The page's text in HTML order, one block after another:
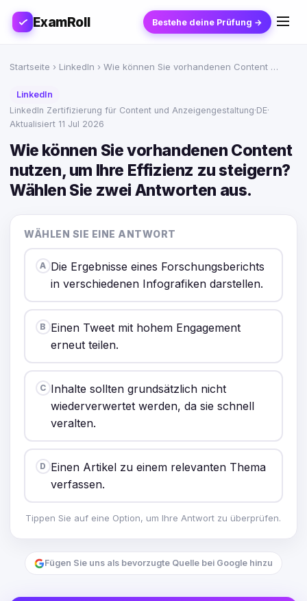
ExamRoll Bestehe deine Prüfung →
Startseite › LinkedIn › Wie können Sie vorhandenen Content …
LinkedIn
LinkedIn Zertifizierung für Content und Anzeigengestaltung·DE·
Aktualisiert 11 Jul 2026
Wie können Sie vorhandenen Content
nutzen, um Ihre Effizienz zu steigern?
Wählen Sie zwei Antworten aus.
WÄHLEN SIE EINE ANTWORT
A Die Ergebnisse eines Forschungsberichts
in verschiedenen Infografiken darstellen.
B Einen Tweet mit hohem Engagement
erneut teilen.
C Inhalte sollten grundsätzlich nicht
wiederverwertet werden, da sie schnell
veralten.
D Einen Artikel zu einem relevanten Thema
verfassen.
Tippen Sie auf eine Option, um Ihre Antwort zu überprüfen.
Fügen Sie uns als bevorzugte Quelle bei Google hinzu